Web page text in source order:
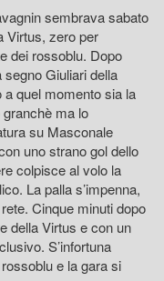
sembrava sabato
Virtus, zero per
dei rossoblu. Dopo
segno Giuliari della
quel momento sia la
ma lo
su Masconale
uno strano gol dello
colpisce al volo la
La palla s’impenna,
Cinque minuti dopo
della Virtus e con un
S’infortuna
e la gara si